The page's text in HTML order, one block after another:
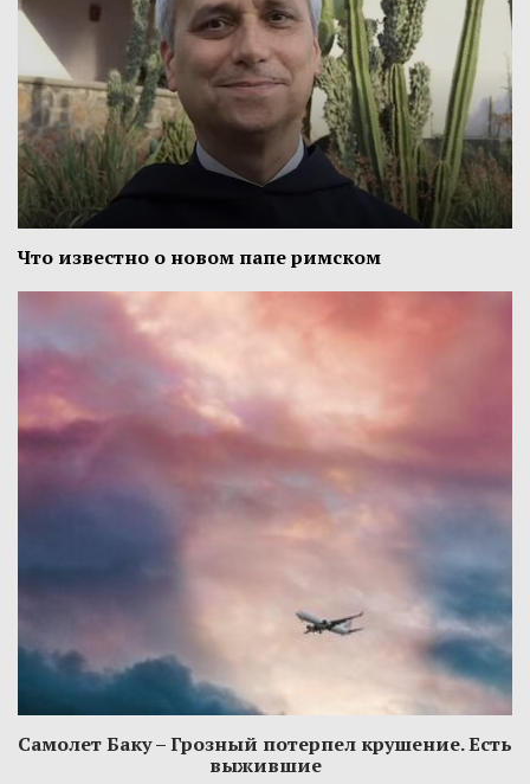
Что известно о новом папе римском
Самолет Баку – Грозный потерпел крушение. Есть
выжившие